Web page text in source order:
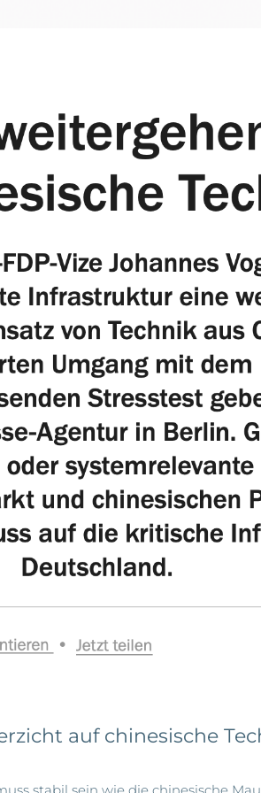
auf chinesische